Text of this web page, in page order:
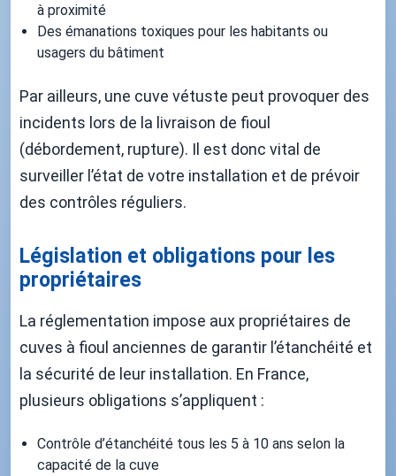
à proximité
Des émanations toxiques pour les habitants ou
usagers du bâtiment
Par ailleurs, une cuve vétuste peut provoquer des
incidents lors de la livraison de fioul
(débordement, rupture). Il est donc vital de
surveiller l’état de votre installation et de prévoir
des contrôles réguliers.
Législation et obligations pour les
propriétaires
La réglementation impose aux propriétaires de
cuves à fioul anciennes de garantir l’étanchéité et
la sécurité de leur installation. En France,
plusieurs obligations s’appliquent :
Contrôle d’étanchéité tous les 5 à 10 ans selon la
capacité de la cuve